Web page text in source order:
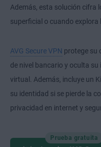
Además, esta solución cifra
superficial o cuando explora
AVG Secure VPN protege su
de nivel bancario y oculta
virtual. Además, incluye un
su identidad si se pierde la
privacidad en internet y
Prueba gratuita